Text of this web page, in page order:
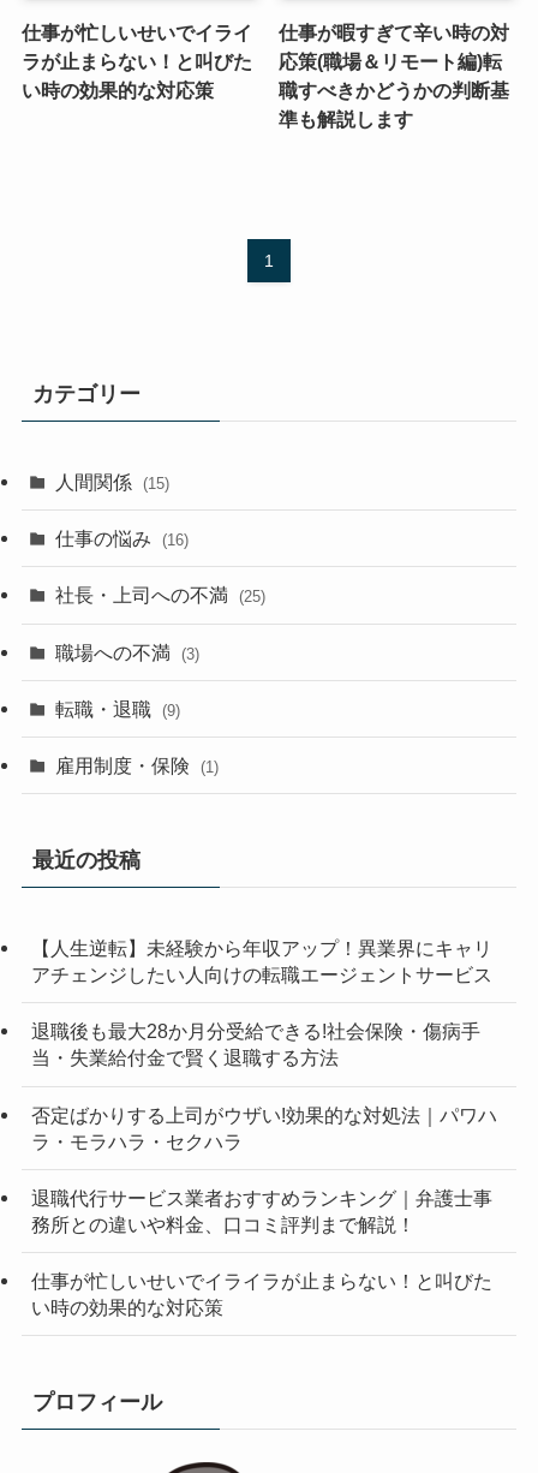
仕事が忙しいせいでイライ
ラが止まらない！と叫びた
い時の効果的な対応策
仕事が暇すぎて辛い時の対
応策(職場＆リモート編)転
職すべきかどうかの判断基
準も解説します
1
カテゴリー
人間関係 (15)
仕事の悩み (16)
社長・上司への不満 (25)
職場への不満 (3)
転職・退職 (9)
雇用制度・保険 (1)
最近の投稿
【人生逆転】未経験から年収アップ！異業界にキャリ
アチェンジしたい人向けの転職エージェントサービス
退職後も最大28か月分受給できる!社会保険・傷病手
当・失業給付金で賢く退職する方法
否定ばかりする上司がウザい!効果的な対処法｜パワハ
ラ・モラハラ・セクハラ
退職代行サービス業者おすすめランキング｜弁護士事
務所との違いや料金、口コミ評判まで解説！
仕事が忙しいせいでイライラが止まらない！と叫びた
い時の効果的な対応策
プロフィール